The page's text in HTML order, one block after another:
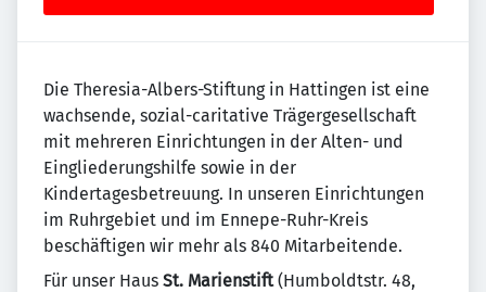
Die Theresia-Albers-Stiftung in Hattingen ist eine
wachsende, sozial-caritative Trägergesellschaft
mit mehreren Einrichtungen in der Alten- und
Eingliederungshilfe sowie in der
Kindertagesbetreuung. In unseren Einrichtungen
im Ruhr­gebiet und im Ennepe-Ruhr-Kreis
beschäftigen wir mehr als 840 Mitarbeitende.
Für unser Haus St. Marienstift(Humboldtstr. 48,